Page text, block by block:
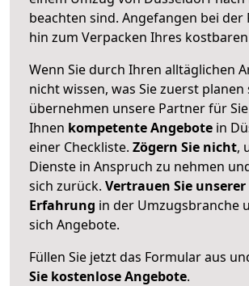
beachten sind. Angefangen bei der
hin zum Verpacken Ihres
Wenn Sie durch Ihren alltäglichen
nicht wissen, was Sie zuerst planen
übernehmen unsere Partner für
Ihnen kompetente Angebote in
einer Checkliste. Zögern Sie nicht,
Dienste in Anspruch zu nehmen
sich zurück. Vertrauen Sie unserer
Erfahrung in der Umzugsbranche
sich Angebote.
Füllen Sie jetzt das Formular aus
Sie kostenlose Angebote.